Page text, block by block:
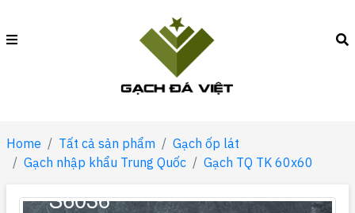
Home Tất cả sản phẩm
Gạch ốp lát
Gạch nhập khẩu Trung Quốc
Gạch TQ TK 60x60